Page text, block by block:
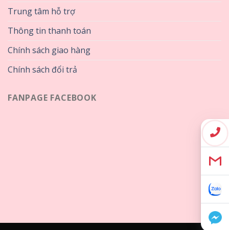
Trung tâm hỗ trợ
Thông tin thanh toán
Chính sách giao hàng
Chính sách đổi trả
FANPAGE FACEBOOK